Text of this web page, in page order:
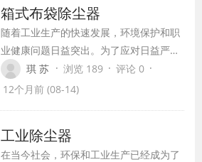
作为一种高效、节能、环保的粉尘处理设
备，正逐渐成为工业生产领域中的新宠。
箱式布袋除尘器
随着工业生产的快速发展，环境保护和职
业健康问题日益突出。为了应对日益严格
的环保法规和职业健康标准，箱式布袋除
尘器作为一种高效、环保的除尘设备，在
及发展趋势。
琪 苏 · 浏览 189 · 评论 0 ·
12个月前 (08-14)
工业除尘器
在当今社会，环保和工业生产已经成为了